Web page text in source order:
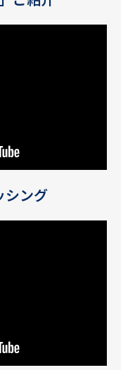
シング